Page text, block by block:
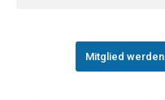
Mitglied werden